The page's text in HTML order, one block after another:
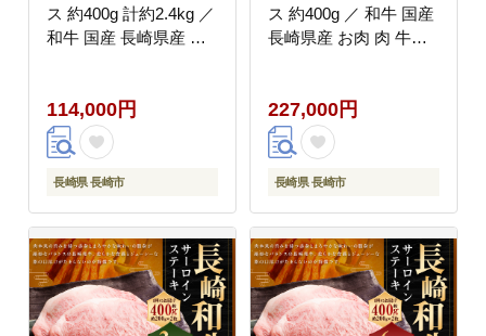
ス 約400g 計約2.4kg ／
和牛 国産 長崎県産 お
の牛長
114,000円
長崎県 長崎市
ス 約400g ／ 和牛 国産
長崎県産 お肉 肉 牛肉
227,000円
長崎県 長崎市